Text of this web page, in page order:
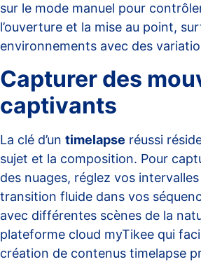
sur le mode manuel pour
l’ouverture et la mise au point,
environnements avec des
Capturer des
captivants
La clé d’un timelapse réussi
sujet et la composition. Pour
des nuages, réglez vos
transition fluide dans vos
avec différentes scènes de la
plateforme cloud myTikee qui
création de contenus timelapse